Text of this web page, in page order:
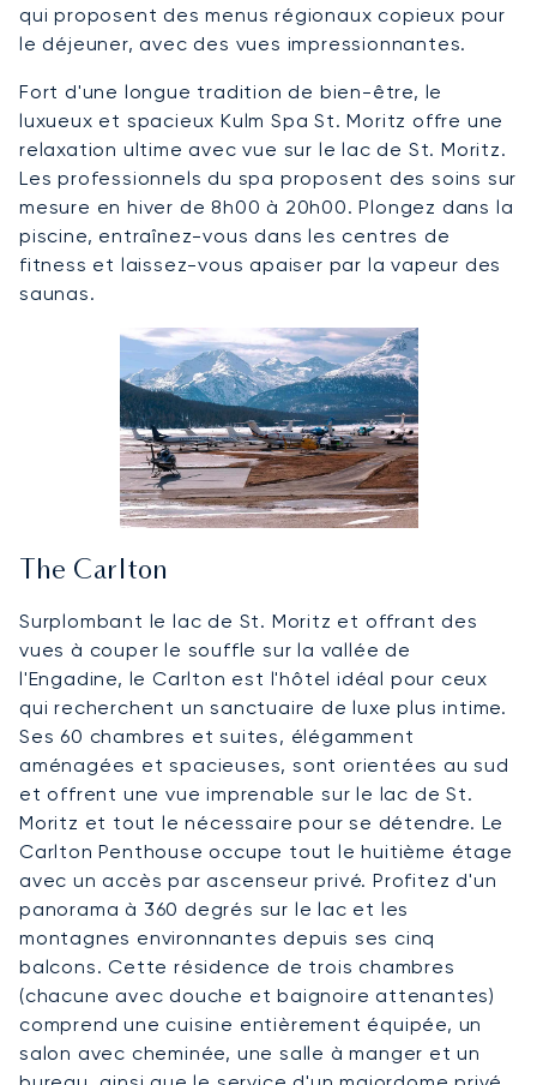
qui proposent des menus régionaux copieux pour
le déjeuner, avec des vues impressionnantes.
Fort d'une longue tradition de bien-être, le
luxueux et spacieux Kulm Spa St. Moritz offre une
relaxation ultime avec vue sur le lac de St. Moritz.
Les professionnels du spa proposent des soins sur
mesure en hiver de 8h00 à 20h00. Plongez dans la
piscine, entraînez-vous dans les centres de
fitness et laissez-vous apaiser par la vapeur des
saunas.
The Carlton
Surplombant le lac de St. Moritz et offrant des
vues à couper le souffle sur la vallée de
l'Engadine, le Carlton est l'hôtel idéal pour ceux
qui recherchent un sanctuaire de luxe plus intime.
Ses 60 chambres et suites, élégamment
aménagées et spacieuses, sont orientées au sud
et offrent une vue imprenable sur le lac de St.
Moritz et tout le nécessaire pour se détendre. Le
Carlton Penthouse occupe tout le huitième étage
avec un accès par ascenseur privé. Profitez d'un
panorama à 360 degrés sur le lac et les
montagnes environnantes depuis ses cinq
balcons. Cette résidence de trois chambres
(chacune avec douche et baignoire attenantes)
comprend une cuisine entièrement équipée, un
salon avec cheminée, une salle à manger et un